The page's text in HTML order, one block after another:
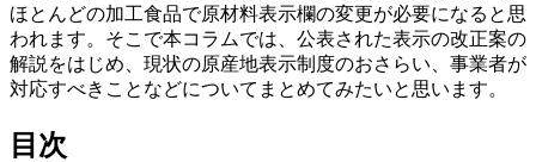
ほとんどの加工食品で原材料表示欄の変更が必要になると思
われます。そこで本コラムでは、公表された表示の改正案の
解説をはじめ、現状の原産地表示制度のおさらい、事業者が
対応すべきことなどについてまとめてみたいと思います。
目次